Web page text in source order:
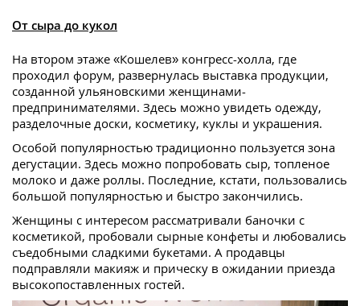
От сыра до кукол
На втором этаже «Кошелев» конгресс-холла, где
проходил форум, развернулась выставка продукции,
созданной ульяновскими женщинами-
предпринимателями. Здесь можно увидеть одежду,
разделочные доски, косметику, куклы и украшения.
Особой популярностью традиционно пользуется зона
дегустации. Здесь можно попробовать сыр, топленое
молоко и даже роллы. Последние, кстати, пользовались
большой популярностью и быстро закончились.
Женщины с интересом рассматривали баночки с
косметикой, пробовали сырные конфеты и любовались
съедобными сладкими букетами. А продавцы
подправляли макияж и прическу в ожидании приезда
высокопоставленных гостей.